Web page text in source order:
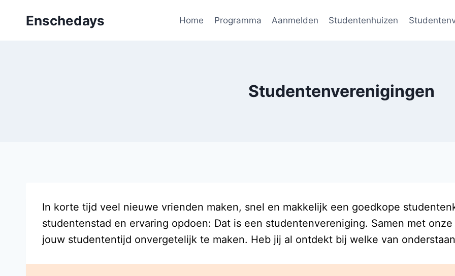
Enschedays Home Programma Aanmelden Studentenhuizen
Studentenverenigingen
In korte tijd veel nieuwe vrienden maken, snel en makkelijk een goedkope
studentenstad en ervaring opdoen: Dat is een studentenvereniging. Samen met
jouw studententijd onvergetelijk te maken. Heb jij al ontdekt bij welke van